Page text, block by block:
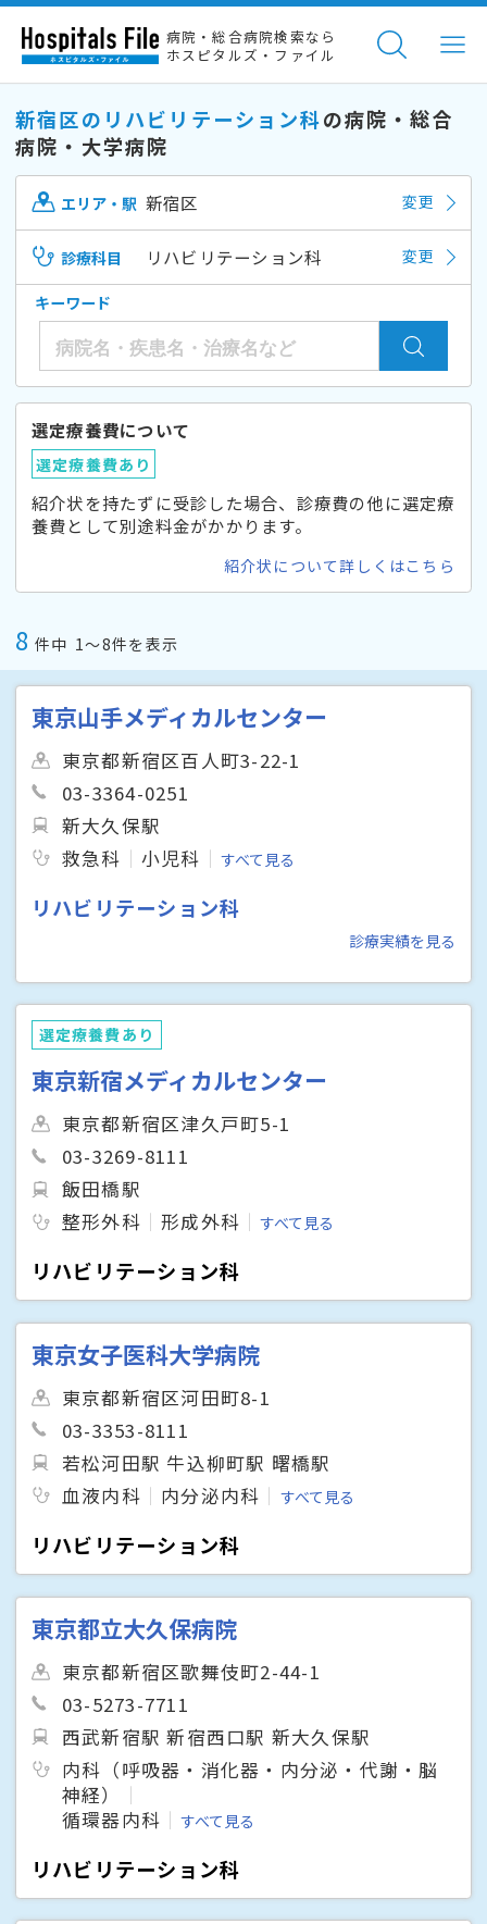
病院・総合病院検索なら
ホスピタルズ・ファイル
新宿区のリハビリテーション科の病院・総合
病院・大学病院
エリア・駅 新宿区 変更
診療科目 リハビリテーション科 変更
キーワード
選定療養費について
選定療養費あり
紹介状を持たずに受診した場合、診療費の他に選定療
養費として別途料金がかかります。
紹介状について詳しくはこちら
8 件中 1〜8件を表示
東京山手メディカルセンター
東京都新宿区百人町3-22-1
03-3364-0251
新大久保駅
救急科
小児科 すべて見る
リハビリテーション科
診療実績を見る
選定療養費あり
東京新宿メディカルセンター
東京都新宿区津久戸町5-1
03-3269-8111
飯田橋駅
整形外科
形成外科 すべて見る
リハビリテーション科
東京女子医科大学病院
東京都新宿区河田町8-1
03-3353-8111
若松河田駅 牛込柳町駅 曙橋駅
血液内科
内分泌内科 すべて見る
リハビリテーション科
東京都立大久保病院
東京都新宿区歌舞伎町2-44-1
03-5273-7711
西武新宿駅 新宿西口駅 新大久保駅
内科（呼吸器・消化器・内分泌・代謝・脳
神経）
循環器内科
すべて見る
リハビリテーション科